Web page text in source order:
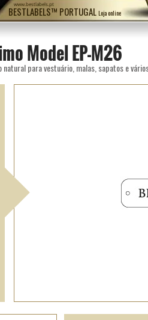
BESTLABELS™ PORTUGAL Loja online
www.bestlabels.pt
Model EP-M26
para vestuário, malas, sapatos e